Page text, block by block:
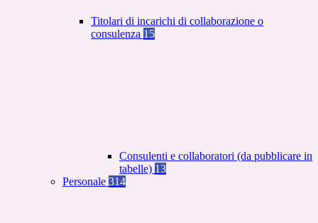
Titolari di incarichi di collaborazione o
consulenza 15
Consulenti e collaboratori (da pubblicare in
tabelle) 13
Personale 314